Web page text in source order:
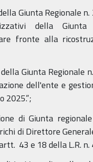
Giunta Regionale n.
della Giunta
fronte alla
Giunta Regionale n.
dell'ente e
2025.”;
Giunta regionale
di Direttore
43 e 18 della L.R.